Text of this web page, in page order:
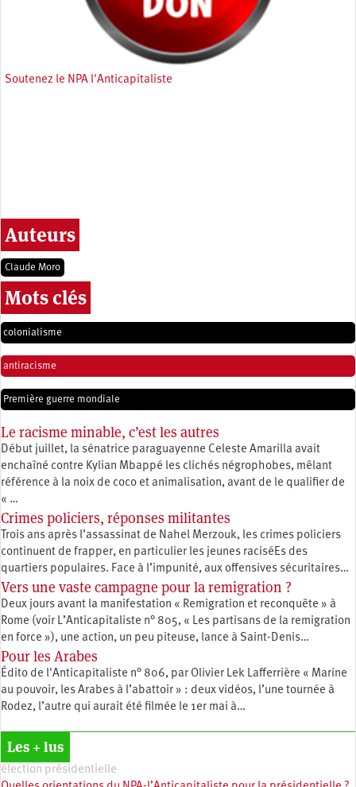
Soutenez le NPA l'Anticapitaliste
Auteurs
Claude Moro
Mots clés
colonialisme
antiracisme
Première guerre mondiale
Le racisme minable, c’est les autres
Début juillet, la sénatrice paraguayenne Celeste Amarilla avait
enchaîné contre Kylian Mbappé les clichés négrophobes, mêlant
référence à la noix de coco et animalisation, avant de le qualifier de
« …
Crimes policiers, réponses militantes
Trois ans après l’assassinat de Nahel Merzouk, les crimes policiers
continuent de frapper, en particulier les jeunes raciséEs des
quartiers populaires. Face à l’impunité, aux offensives sécuritaires…
Vers une vaste campagne pour la remigration ?
Deux jours avant la manifestation « Remigration et reconquête » à
Rome (voir L’Anticapitaliste n° 805, « Les partisans de la remigration
en force »), une action, un peu piteuse, lance à Saint-Denis…
Pour les Arabes
Édito de l'Anticapitaliste n° 806, par Olivier Lek Lafferrière « Marine
au pouvoir, les Arabes à l’abattoir » : deux vidéos, l’une tournée à
Rodez, l’autre qui aurait été filmée le 1er mai à…
Les + lus
élection présidentielle